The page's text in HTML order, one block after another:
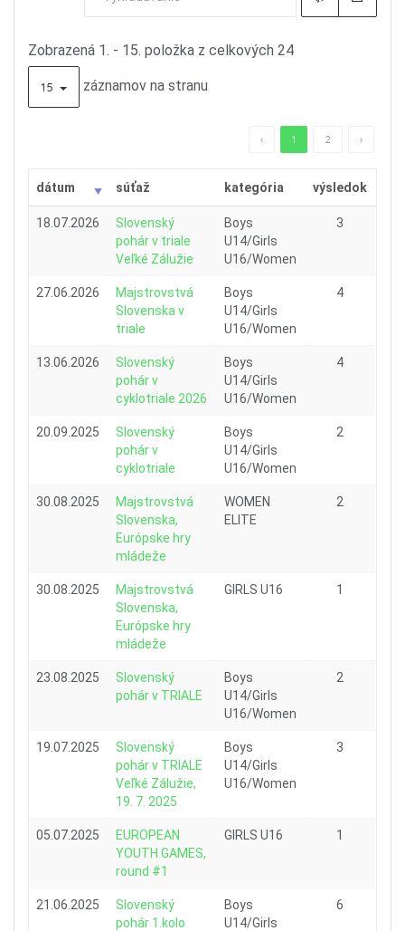
Zobrazená 1. - 15. položka z celkových 24
15 záznamov na stranu
‹ 1 2 ›
dátum súťaž kategória výsledok
18.07.2026
Slovenský
pohár v triale
Veľké Zálužie
Boys
U14/Girls
U16/Women
3
27.06.2026
Majstrovstvá
Slovenska v
triale
Boys
U14/Girls
U16/Women
4
13.06.2026
Slovenský
pohár v
cyklotriale 2026
Boys
U14/Girls
U16/Women
4
20.09.2025
Slovenský
pohár v
cyklotriale
Boys
U14/Girls
U16/Women
2
30.08.2025
Majstrovstvá
Slovenska,
Európske hry
mládeže
WOMEN
ELITE
2
30.08.2025
Majstrovstvá
Slovenska,
Európske hry
mládeže
GIRLS U16 1
23.08.2025
Slovenský
pohár v TRIALE
Boys
U14/Girls
U16/Women
2
19.07.2025
Slovenský
pohár v TRIALE
Veľké Zálužie,
19. 7. 2025
Boys
U14/Girls
U16/Women
3
05.07.2025
EUROPEAN
YOUTH GAMES,
round #1
GIRLS U16 1
21.06.2025
Slovenský
pohár 1.kolo
Boys
U14/Girls
6